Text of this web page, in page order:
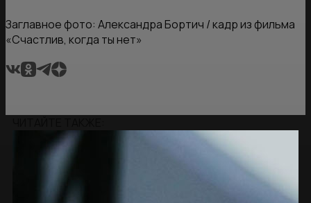
Заглавное фото: Александра Бортич / кадр из фильма
«Счастлив, когда ты нет»